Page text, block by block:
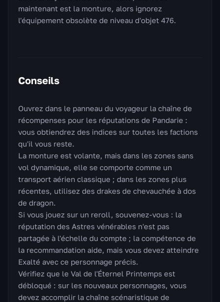
maintenant est la monture, alors ignorez
l'équipement obsolète de niveau d'objet 476.
Conseils
Ouvrez dans le panneau du voyageur la chaîne de
récompenses pour les réputations de Pandarie :
vous obtiendrez des indices sur toutes les factions
qu'il vous reste.
La monture est volante, mais dans les zones sans
vol dynamique, elle se comporte comme un
transport aérien classique ; dans les zones plus
récentes, utilisez des drakes de chevauchée à dos
de dragon.
Si vous jouez sur un reroll, souvenez-vous : la
réputation des Astres vénérables n'est pas
partagée à l'échelle du compte ; la compétence de
la recommandation aide, mais vous devez atteindre
Exalté avec ce personnage précis.
Vérifiez que le Val de l'Éternel Printemps est
débloqué : sur les nouveaux personnages, vous
devez accomplir la chaîne scénaristique de